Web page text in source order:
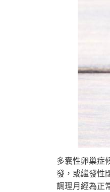
多囊性卵巢症
發，或繼發性
調理月經為正